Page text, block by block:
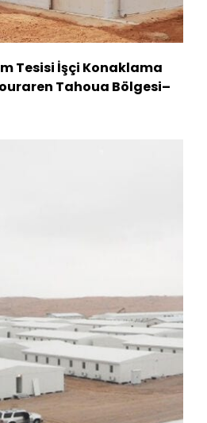
Tesisi İşçi Konaklama
Tahoua Bölgesi–